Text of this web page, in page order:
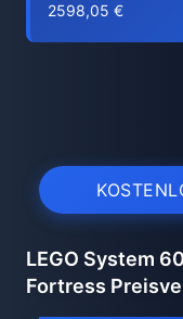
2598,05 €
LEGO System
Fortress